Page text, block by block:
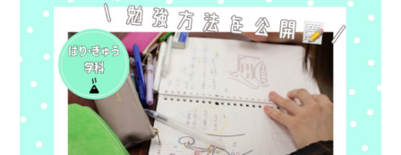
ときも、持っていると有利になります。治療自体に副作